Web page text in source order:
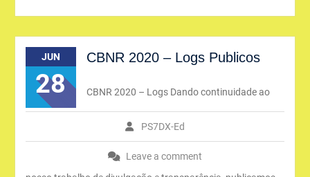
JUN
28
CBNR 2020 – Logs Publicos
PS7DX-Ed
Leave a comment
CBNR 2020 – Logs Dando continuidade ao